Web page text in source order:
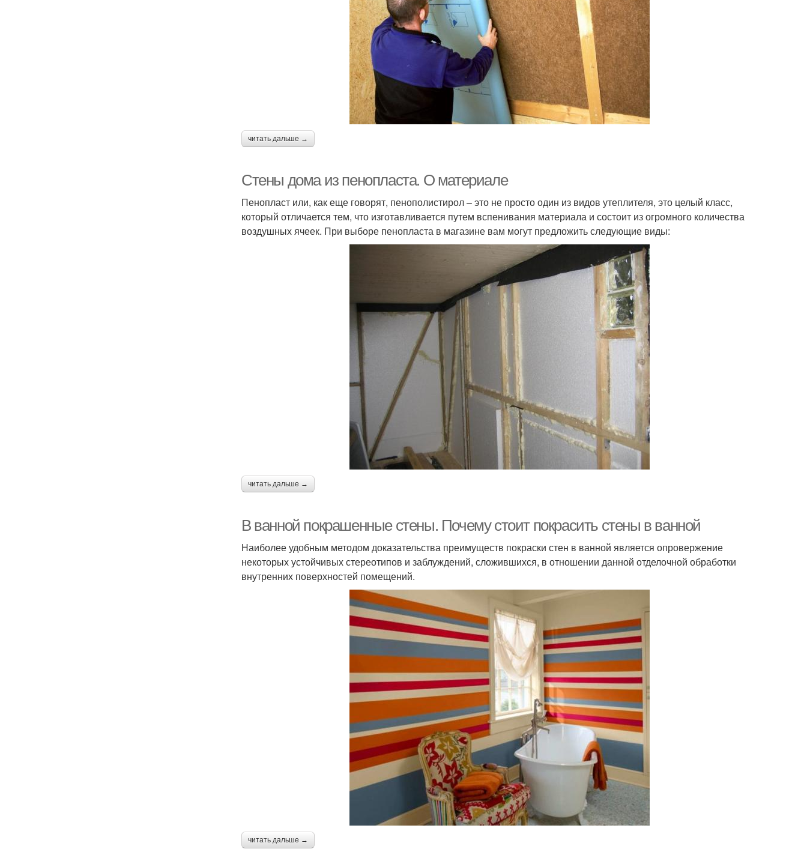
читать дальше →
Стены дома из пенопласта. О материале
Пенопласт или, как еще говорят, пенополистирол – это не просто один из видов утеплителя, это целый класс,
который отличается тем, что изготавливается путем вспенивания материала и состоит из огромного количества
воздушных ячеек. При выборе пенопласта в магазине вам могут предложить следующие виды:
читать дальше →
В ванной покрашенные стены. Почему стоит покрасить стены в ванной
Наиболее удобным методом доказательства преимуществ покраски стен в ванной является опровержение
некоторых устойчивых стереотипов и заблуждений, сложившихся, в отношении данной отделочной обработки
внутренних поверхностей помещений.
читать дальше →